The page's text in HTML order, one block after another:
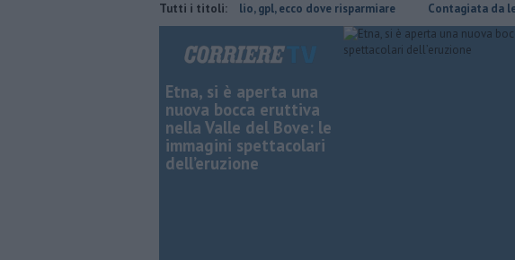
Tutti i titoli:
​Benzina, gasolio, gpl, ecco dove risparmiare Contagiata da
Etna, si è aperta una
nuova bocca eruttiva
nella Valle del Bove: le
immagini spettacolari
dell’eruzione